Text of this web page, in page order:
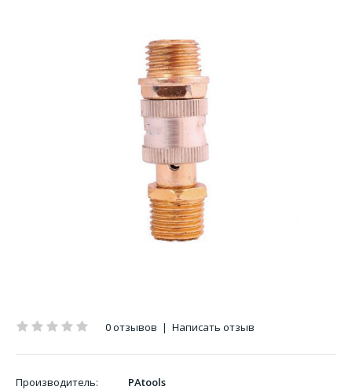
0 отзывов | Написать отзыв
Производитель:
PAtools